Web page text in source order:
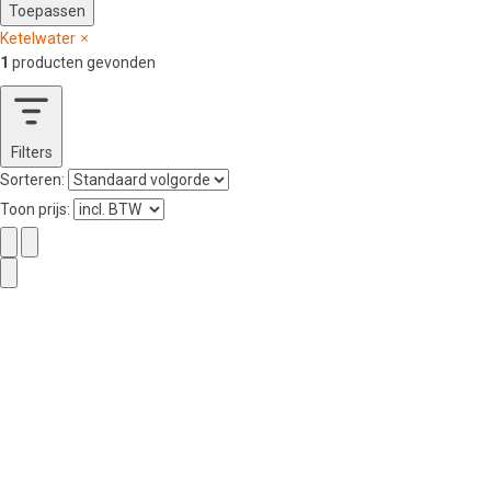
Toepassen
Ketelwater
1 producten gevonden
Filters
Sorteren:
Toon prijs: